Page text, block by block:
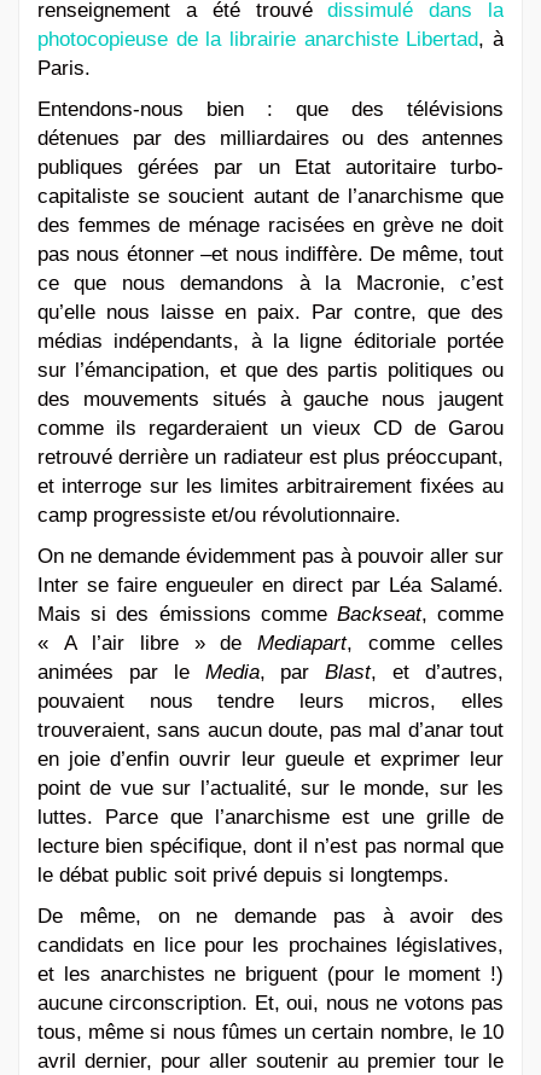
renseignement a été trouvédissimulé dans la
photocopieuse de la librairie anarchiste Libertad, à
Paris.
Entendons-nous bien : que des télévisions
détenues par des milliardaires ou des antennes
publiques gérées par un Etat autoritaire turbo-
capitaliste se soucient autant de l’anarchisme que
des femmes de ménage racisées en grève ne doit
pas nous étonner –et nous indiffère. De même, tout
ce que nous demandons à la Macronie, c’est
qu’elle nous laisse en paix. Par contre, que des
médias indépendants, à la ligne éditoriale portée
sur l’émancipation, et que des partis politiques ou
des mouvements situés à gauche nous jaugent
comme ils regarderaient un vieux CD de Garou
retrouvé derrière un radiateur est plus préoccupant,
et interroge sur les limites arbitrairement fixées au
camp progressiste et/ou révolutionnaire.
On ne demande évidemment pas à pouvoir aller sur
Inter se faire engueuler en direct par Léa Salamé.
Mais si des émissions comme Backseat, comme
« A l’air libre » deMediapart, comme celles
animées par le Media, parBlast, et d’autres,
pouvaient nous tendre leurs micros, elles
trouveraient, sans aucun doute, pas mal d’anar tout
en joie d’enfin ouvrir leur gueule et exprimer leur
point de vue sur l’actualité, sur le monde, sur les
luttes. Parce que l’anarchisme est une grille de
lecture bien spécifique, dont il n’est pas normal que
le débat public soit privé depuis si longtemps.
De même, on ne demande pas à avoir des
candidats en lice pour les prochaines législatives,
et les anarchistes ne briguent (pour le moment !)
aucune circonscription. Et, oui, nous ne votons pas
tous, même si nous fûmes un certain nombre, le 10
avril dernier, pour aller soutenir au premier tour le